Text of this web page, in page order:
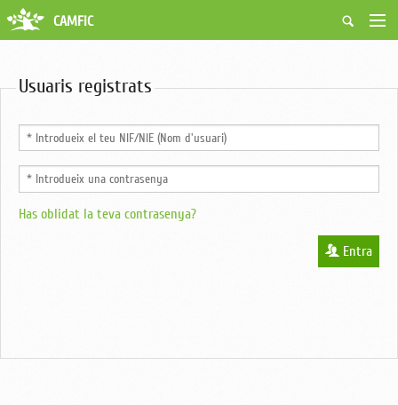
Fes-te soci
Borsa de treball
Ciutadans
Biblioteca
Grups i Vocalies
CAMFiC
Usuaris registrats
Has oblidat la teva contrasenya?
Entra